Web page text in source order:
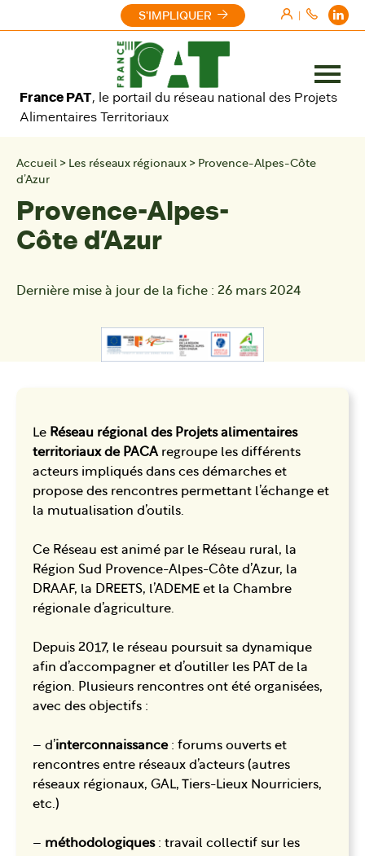
|
France PAT, le portail du réseau national des Projets
Alimentaires Territoriaux
S'IMPLIQUER
Ouvrir
le
Accueil > Les réseaux régionaux > Provence-Alpes-Côte
d’Azur
Provence-Alpes-
Côte d’Azur
Dernière mise à jour de la fiche : 26 mars 2024
Le Réseau régional des Projets alimentaires
territoriaux de PACAregroupe les différents
acteurs impliqués dans ces démarches et
propose des rencontres permettant l’échange et
la mutualisation d’outils.
Ce Réseau est animé par le Réseau rural, la
Région Sud Provence-Alpes-Côte d’Azur, la
DRAAF, la DREETS, l’ADEME et la Chambre
régionale d’agriculture.
Depuis 2017, le réseau poursuit sa dynamique
afin d’accompagner et d’outiller les PAT de la
région. Plusieurs rencontres ont été organisées,
avec des objectifs :
– d’interconnaissance: forums ouverts et
rencontres entre réseaux d’acteurs (autres
réseaux régionaux, GAL, Tiers-Lieux Nourriciers,
etc.)
– méthodologiques: travail collectif sur les